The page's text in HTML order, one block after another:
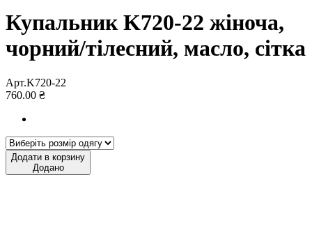
Купальник K720-22 жіноча,
чорний/тілесний, масло, сітка
Арт.K720-22
760.00 ₴
Додати в корзину
Додано